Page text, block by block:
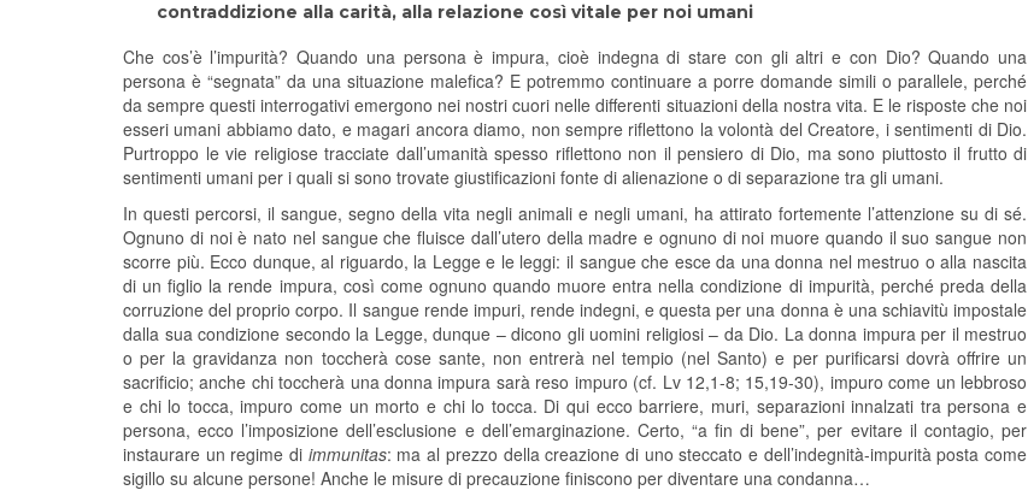
contraddizione alla carità, alla relazione così vitale per noi umani
Che cos’è l’impurità? Quando una persona è impura, cioè indegna di stare con gli altri e con Dio? Quando una
persona è “segnata” da una situazione malefica? E potremmo continuare a porre domande simili o parallele, perché
da sempre questi interrogativi emergono nei nostri cuori nelle differenti situazioni della nostra vita. E le risposte che noi
esseri umani abbiamo dato, e magari ancora diamo, non sempre riflettono la volontà del Creatore, i sentimenti di Dio.
Purtroppo le vie religiose tracciate dall’umanità spesso riflettono non il pensiero di Dio, ma sono piuttosto il frutto di
sentimenti umani per i quali si sono trovate giustificazioni fonte di alienazione o di separazione tra gli umani.
In questi percorsi, il sangue, segno della vita negli animali e negli umani, ha attirato fortemente l’attenzione su di sé.
Ognuno di noi è nato nel sangue che fluisce dall’utero della madre e ognuno di noi muore quando il suo sangue non
scorre più. Ecco dunque, al riguardo, la Legge e le leggi: il sangue che esce da una donna nel mestruo o alla nascita
di un figlio la rende impura, così come ognuno quando muore entra nella condizione di impurità, perché preda della
corruzione del proprio corpo. Il sangue rende impuri, rende indegni, e questa per una donna è una schiavitù impostale
dalla sua condizione secondo la Legge, dunque – dicono gli uomini religiosi – da Dio. La donna impura per il mestruo
o per la gravidanza non toccherà cose sante, non entrerà nel tempio (nel Santo) e per purificarsi dovrà offrire un
sacrificio; anche chi toccherà una donna impura sarà reso impuro (cf. Lv 12,1-8; 15,19-30), impuro come un lebbroso
e chi lo tocca, impuro come un morto e chi lo tocca. Di qui ecco barriere, muri, separazioni innalzati tra persona e
persona, ecco l’imposizione dell’esclusione e dell’emarginazione. Certo, “a fin di bene”, per evitare il contagio, per
instaurare un regime di immunitas: ma al prezzo della creazione di uno steccato e dell’indegnità-impurità posta come
sigillo su alcune persone! Anche le misure di precauzione finiscono per diventare una condanna…